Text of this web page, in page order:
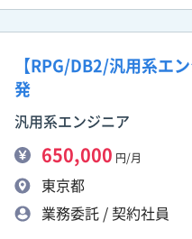
【RPG/DB2/汎用系エ
発
汎用系エンジニア
650,000 円/月
東京都
業務委託 / 契約社員